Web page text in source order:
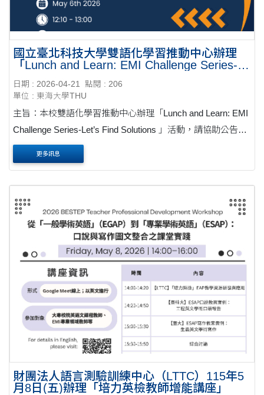
國立臺北科技大學雙語化學習推動中心辦理
「Lunch and Learn: EMI Challenge Series-
日期 : 2026-04-21
點閱 : 206
單位 : 東海大學THU
主旨：本校雙語化學習推動中心辦理「Lunch and Learn: EMI
Challenge Series-Let’s Find Solutions 」活動，請協助公告周
知並鼓勵所屬教師踴躍參與，請查照。公文 說明： 一、旨揭
工作坊為本校雙語中心與Fulbright Taiwan學術交流基....
更多訊息
財團法人語言測驗訓練中心（LTTC）115年5
月8日(五)辦理「培力英檢教師增能講座」